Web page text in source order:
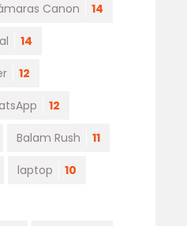
Canon 14
14
12
12
Balam Rush 11
laptop 10